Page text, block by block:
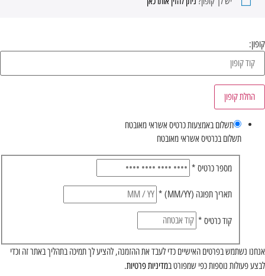
קופון:
החלת קופון
תשלום באמצעות כרטיס אשראי מאובטח
תשלום בכרטיס אשראי מאובטח
מספר כרטיס *
תאריך תפוגה (MM/YY) *
קוד כרטיס *
אנחנו נשתמש בפרטים האישיים כדי לעבד את ההזמנה, להציע לך תמיכה בתהליך באתר זה וכדי
לבצע פעולות נוספות כפי שמפורט במדיניות פרטיות.